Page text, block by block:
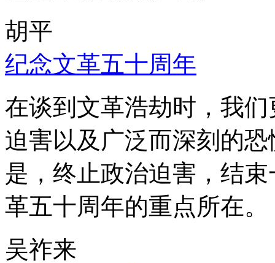
胡平
纪念文革五十周年
在谈到文革浩劫时，我
迫害以及广泛而深刻的
是，终止政治迫害，结
革五十周年的重点所在。
吴祚来